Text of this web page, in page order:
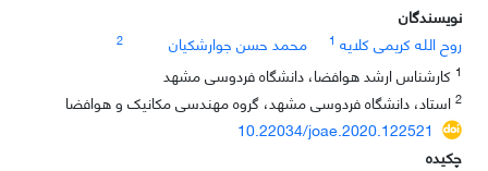
نویسندگان
روح الله کریمی کلایه 1 محمد حسن جوارشکیان
2
1 کارشناس ارشد هوافضا، دانشگاه فردوسی مشهد
2 استاد، دانشگاه فردوسی مشهد، گروه مهندسی مکانیک و هوافضا
10.22034/joae.2020.122521
چکیده